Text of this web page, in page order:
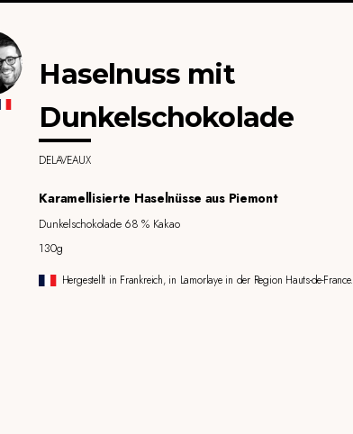
Haselnuss mit
Dunkelschokolade
DELAVEAUX
Karamellisierte Haselnüsse aus Piemont
Dunkelschokolade 68 % Kakao
130g
Hergestellt in Frankreich, in Lamorlaye in der Region Hauts-de-France.